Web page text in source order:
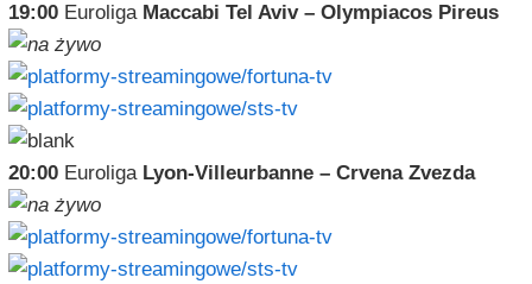
19:00Euroliga Maccabi Tel Aviv – Olympiacos Pireus
20:00Euroliga Lyon-Villeurbanne – Crvena Zvezda